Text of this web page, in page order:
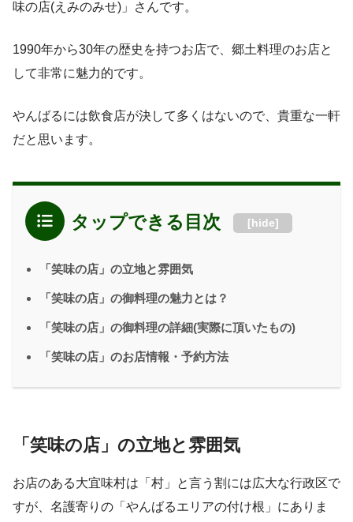
味の店(えみのみせ)」さんです。
1990年から30年の歴史を持つお店で、郷土料理のお店と
して非常に魅力的です。
やんばるには飲食店が決して多くはないので、貴重な一軒
だと思います。
タップできる目次 [hide]
「笑味の店」の立地と雰囲気
「笑味の店」の御料理の魅力とは？
「笑味の店」の御料理の詳細(実際に頂いたもの)
「笑味の店」のお店情報・予約方法
「笑味の店」の立地と雰囲気
お店のある大宜味村は「村」と言う割には広大な行政区で
すが、名護寄りの「やんばるエリアの付け根」にありま